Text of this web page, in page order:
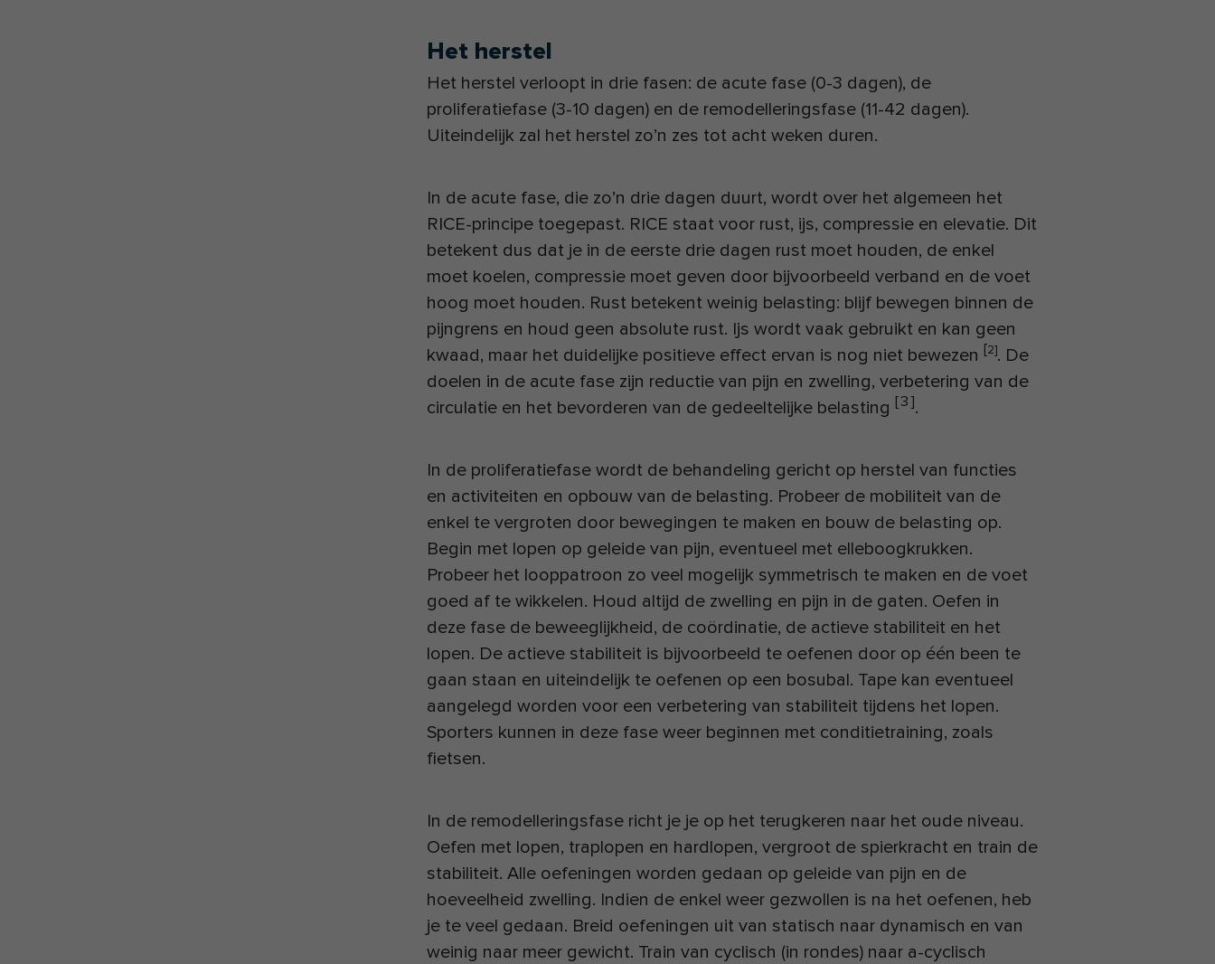
Het herstel
Het herstel verloopt in drie fasen: de acute fase (0-3 dagen), de
proliferatiefase (3-10 dagen) en de remodelleringsfase (11-42 dagen).
Uiteindelijk zal het herstel zo’n zes tot acht weken duren.
In de acute fase, die zo’n drie dagen duurt, wordt over het algemeen het
RICE-principe toegepast. RICE staat voor rust, ijs, compressie en elevatie. Dit
betekent dus dat je in de eerste drie dagen rust moet houden, de enkel
moet koelen, compressie moet geven door bijvoorbeeld verband en de voet
hoog moet houden. Rust betekent weinig belasting: blijf bewegen binnen de
pijngrens en houd geen absolute rust. Ijs wordt vaak gebruikt en kan geen
kwaad, maar het duidelijke positieve effect ervan is nog niet bewezen [2]. De
doelen in de acute fase zijn reductie van pijn en zwelling, verbetering van de
circulatie en het bevorderen van de gedeeltelijke belasting [3].
In de proliferatiefase wordt de behandeling gericht op herstel van functies
en activiteiten en opbouw van de belasting. Probeer de mobiliteit van de
enkel te vergroten door bewegingen te maken en bouw de belasting op.
Begin met lopen op geleide van pijn, eventueel met elleboogkrukken.
Probeer het looppatroon zo veel mogelijk symmetrisch te maken en de voet
goed af te wikkelen. Houd altijd de zwelling en pijn in de gaten. Oefen in
deze fase de beweeglijkheid, de coördinatie, de actieve stabiliteit en het
lopen. De actieve stabiliteit is bijvoorbeeld te oefenen door op één been te
gaan staan en uiteindelijk te oefenen op een bosubal. Tape kan eventueel
aangelegd worden voor een verbetering van stabiliteit tijdens het lopen.
Sporters kunnen in deze fase weer beginnen met conditietraining, zoals
fietsen.
In de remodelleringsfase richt je je op het terugkeren naar het oude niveau.
Oefen met lopen, traplopen en hardlopen, vergroot de spierkracht en train de
stabiliteit. Alle oefeningen worden gedaan op geleide van pijn en de
hoeveelheid zwelling. Indien de enkel weer gezwollen is na het oefenen, heb
je te veel gedaan. Breid oefeningen uit van statisch naar dynamisch en van
weinig naar meer gewicht. Train van cyclisch (in rondes) naar a-cyclisch